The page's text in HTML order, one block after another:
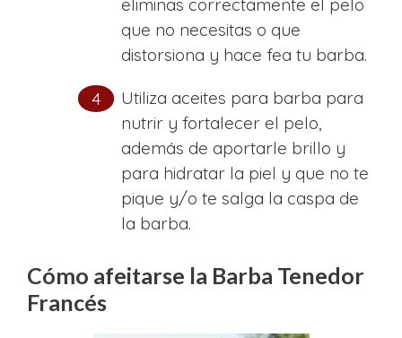
eliminas correctamente el pelo
que no necesitas o que
distorsiona y hace fea tu barba.
Utiliza aceites para barba para
nutrir y fortalecer el pelo,
además de aportarle brillo y
para hidratar la piel y que no te
pique y/o te salga la caspa de
la barba.
Cómo afeitarse la Barba Tenedor
Francés